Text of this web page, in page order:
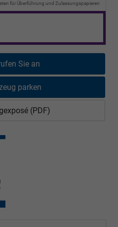
für Überführung und Zulassungspapieren
Sie an
parken
(PDF)